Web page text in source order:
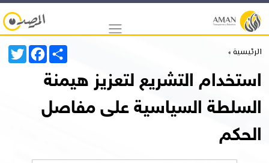
الرئيسية » FacebookShare
استخدام التشريع لتعزيز هيمنة
السلطة السياسية على مفاصل
الحكم